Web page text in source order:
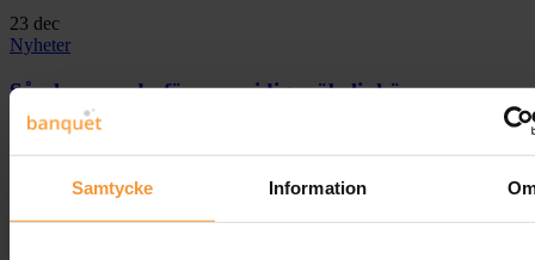
Samtycke Information
23 dec
Nyheter
Så planerar du för en smidig möbelinköpsprocess
med snabba leveranser
19 mars, 2026